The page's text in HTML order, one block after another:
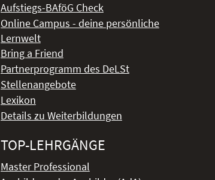
Aufstiegs-BAföG Check
Online Campus - deine persönliche
Lernwelt
Bring a Friend
Partnerprogramm des DeLSt
Stellenangebote
Lexikon
Details zu Weiterbildungen
TOP-LEHRGÄNGE
Master Professional